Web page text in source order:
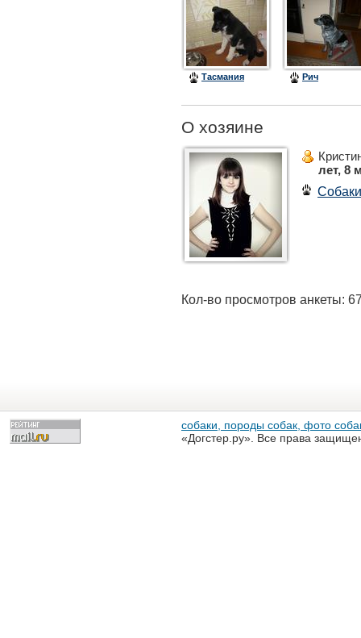
Тасмания Рич
О хозяине
лет, 8
Собаки
Кол-во просмотров анкеты:
собаки, породы собак, фото
«Догстер.ру». Все права